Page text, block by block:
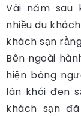
Vài năm sau
nhiều du
khách sạn
Bên ngoài
hiện bóng
làn khói đen
khách sạn